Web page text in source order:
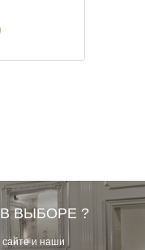
ВЫБОРЕ ?
сайте и наши